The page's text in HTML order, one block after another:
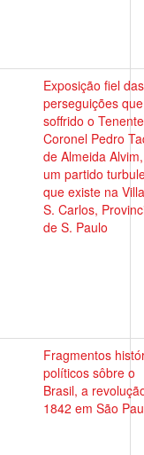
Exposição fiel das
perseguições
soffrido o Tenente
Coronel Pedro
de Almeida
um partido
que existe na
S. Carlos,
de S. Paulo
Fragmentos
políticos sôbre o
Brasil, a
1842 em São